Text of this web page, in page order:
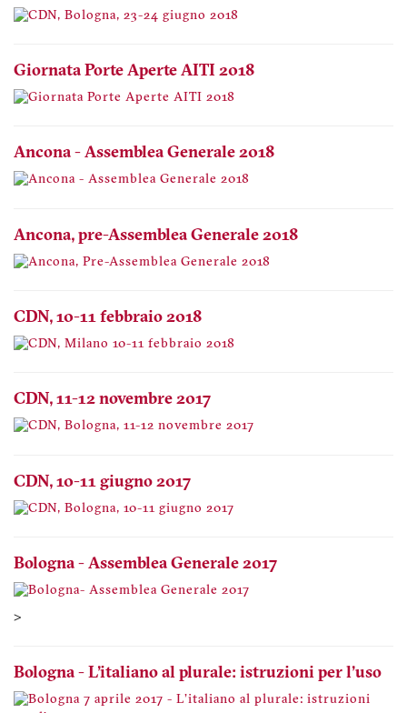
Giornata Porte Aperte AITI 2018
Ancona - Assemblea Generale 2018
Ancona, pre-Assemblea Generale 2018
CDN, 10-11 febbraio 2018
CDN, 11-12 novembre 2017
CDN, 10-11 giugno 2017
Bologna - Assemblea Generale 2017
>
Bologna - L'italiano al plurale: istruzioni per l'uso